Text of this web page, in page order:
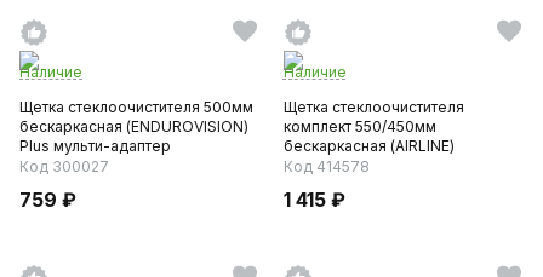
Наличие
Щетка стеклоочистителя 500мм
бескаркасная (ENDUROVISION)
Plus мульти-адаптер
Код 300027
759 ₽
Наличие
Щетка стеклоочистителя
комплект 550/450мм
бескаркасная (AIRLINE)
PREMIUM с кр...
Код 414578
1 415 ₽